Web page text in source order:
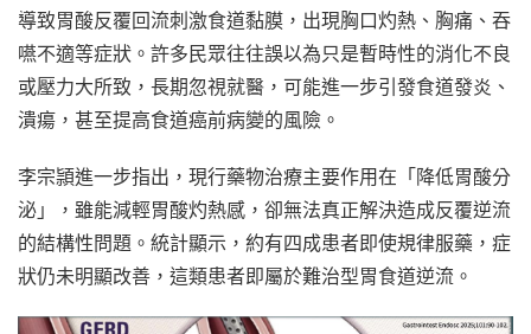
導致胃酸反覆回流刺激食道黏膜，出現胸口灼熱、胸痛、吞
嚥不適等症狀。許多民眾往往誤以為只是暫時性的消化不良
或壓力大所致，長期忽視就醫，可能進一步引發食道發炎、
潰瘍，甚至提高食道癌前病變的風險。
李宗頴進一步指出，現行藥物治療主要作用在「降低胃酸分
泌」，雖能減輕胃酸灼熱感，卻無法真正解決造成反覆逆流
的結構性問題。統計顯示，約有四成患者即使規律服藥，症
狀仍未明顯改善，這類患者即屬於難治型胃食道逆流。